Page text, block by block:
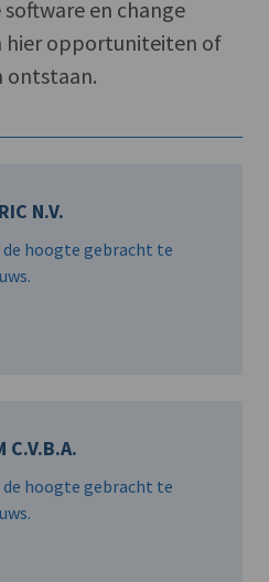
en change
hier opportuniteiten of
ontstaan.
N.V.
hoogte gebracht te
C.V.B.A.
hoogte gebracht te